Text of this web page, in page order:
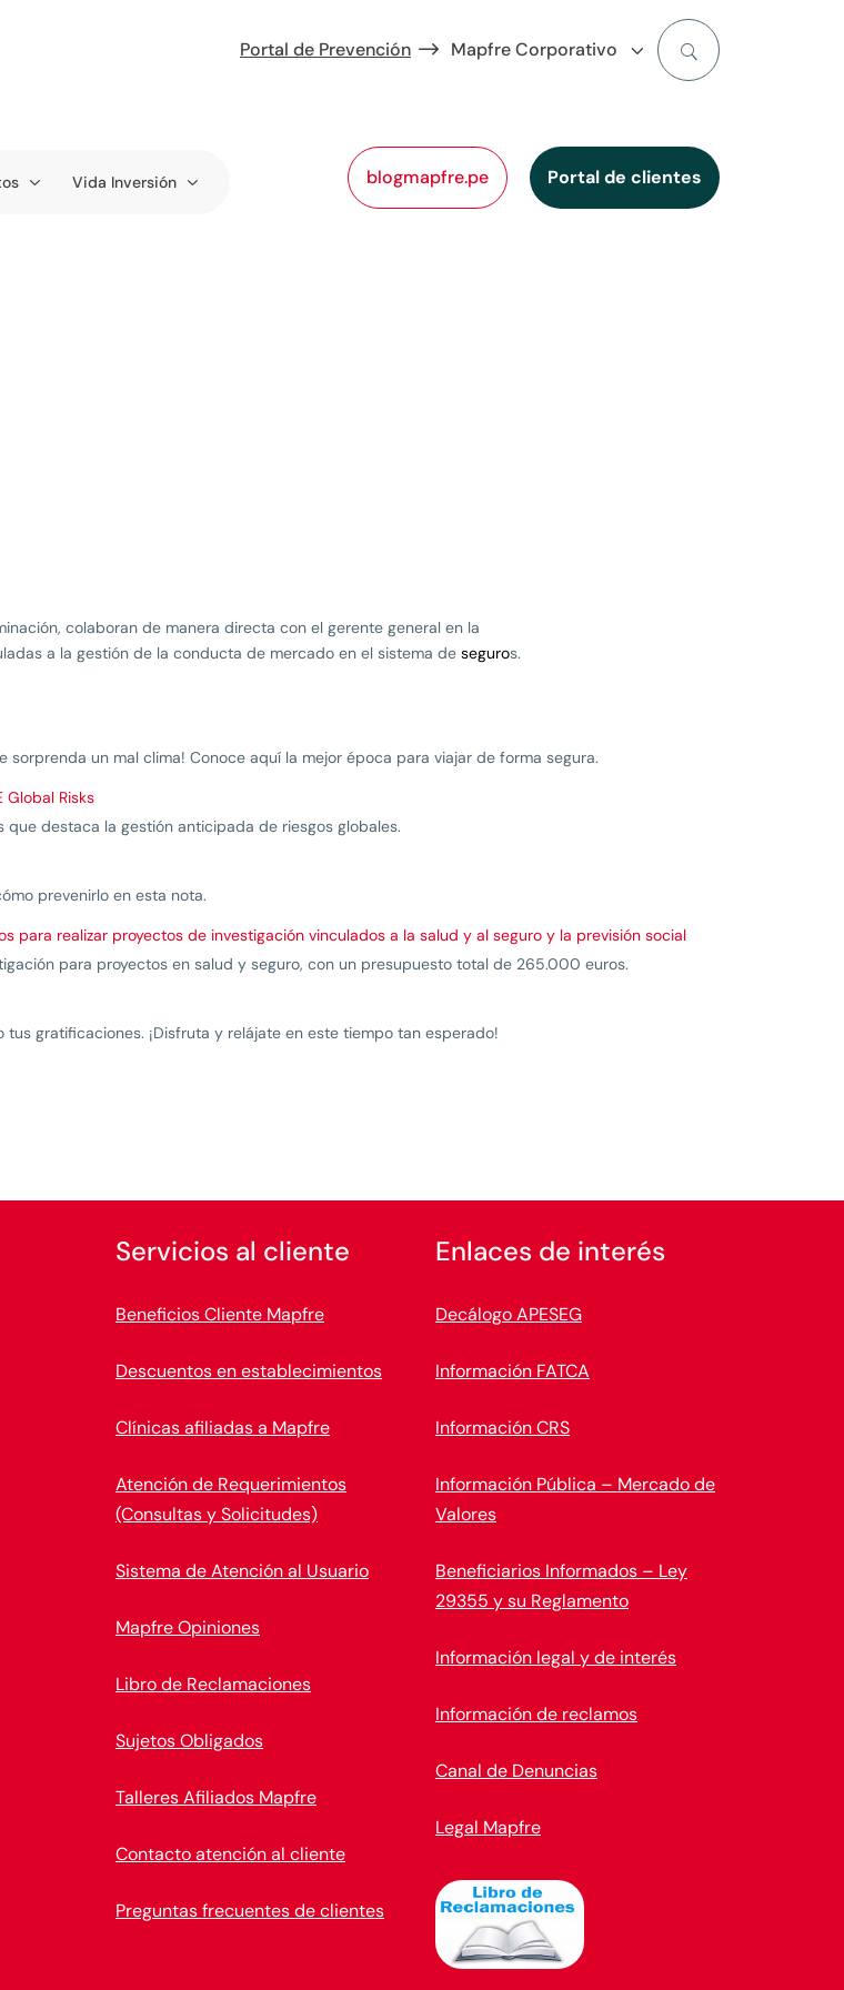
Portal de Prevención Mapfre Corporativo
blogmapfre.pe Portal de clientes
Vida Inversión
colaboran de manera directa con el gerente general en la
a la gestión de la conducta de mercado en el sistema de seguros.
sorprenda un mal clima! Conoce aquí la mejor época para viajar de forma segura.
Global Risks
que destaca la gestión anticipada de riesgos globales.
prevenirlo en esta nota.
para realizar proyectos de investigación vinculados a la salud y al seguro y la previsión social
para proyectos en salud y seguro, con un presupuesto total de 265.000 euros.
gratificaciones. ¡Disfruta y relájate en este tiempo tan esperado!
Servicios al cliente
Beneficios Cliente Mapfre
Descuentos en establecimientos
Clínicas afiliadas a Mapfre
Atención de Requerimientos
(Consultas y Solicitudes)
Sistema de Atención al Usuario
Mapfre Opiniones
Libro de Reclamaciones
Sujetos Obligados
Talleres Afiliados Mapfre
Contacto atención al cliente
Preguntas frecuentes de clientes
Enlaces de interés
Decálogo APESEG
Información FATCA
Información CRS
Información Pública – Mercado de
Valores
Beneficiarios Informados – Ley
29355 y su Reglamento
Información legal y de interés
Información de reclamos
Canal de Denuncias
Legal Mapfre